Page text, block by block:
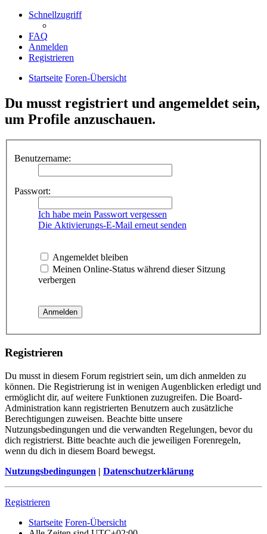
Schnellzugriff
FAQ
Anmelden
Registrieren
Startseite Foren-Übersicht
Du musst registriert und angemeldet sein,
um Profile anzuschauen.
Benutzername:
Passwort:
Ich habe mein Passwort vergessen
Die Aktivierungs-E-Mail erneut senden
Angemeldet bleiben
Meinen Online-Status während dieser Sitzung
verbergen
Registrieren
Du musst in diesem Forum registriert sein, um dich anmelden zu
können. Die Registrierung ist in wenigen Augenblicken erledigt und
ermöglicht dir, auf weitere Funktionen zuzugreifen. Die Board-
Administration kann registrierten Benutzern auch zusätzliche
Berechtigungen zuweisen. Beachte bitte unsere
Nutzungsbedingungen und die verwandten Regelungen, bevor du
dich registrierst. Bitte beachte auch die jeweiligen Forenregeln,
wenn du dich in diesem Board bewegst.
Nutzungsbedingungen | Datenschutzerklärung
Registrieren
Startseite Foren-Übersicht